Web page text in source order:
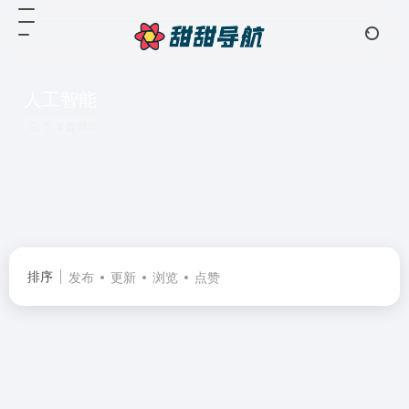
排序 发布 更新 浏览 点赞